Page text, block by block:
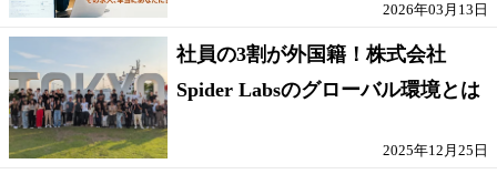
2026年03月13日
社員の3割が外国籍！株式会社
Spider Labsのグローバル環境とは
2025年12月25日